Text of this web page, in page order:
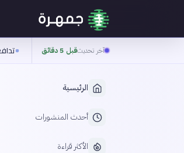
آخر تحديثقبل 5 دقائق
الرئيسية
أحدث المنشورات
الأكثر قراءة